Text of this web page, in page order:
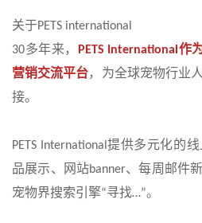
关于PETS international
30多年来， PETS International作
营销交流平台，为全球宠物行业
接。
PETS International提供多元化的
品展示、网站banner、每周邮件
宠物界搜索引擎“寻找…”。